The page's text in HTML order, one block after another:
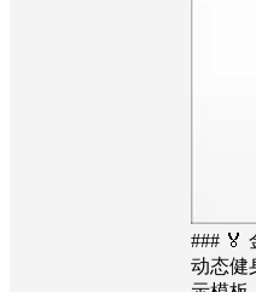
### 🏅
动态健